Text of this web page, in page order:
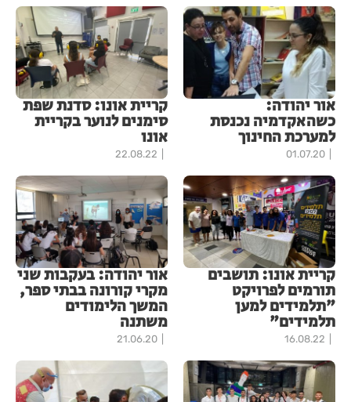
אור יהודה:
כשהאקדמיה נכנסת
למערכת החינוך
01.07.20
קריית אונו: סדנת שפת
סימנים לנוער בקריית
אונו
22.08.22
קריית אונו: תושבים
תורמים לפרויקט
"תלמידים למען
תלמידים"
16.08.22
אור יהודה: בעקבות שני
מקרי קורונה בבתי ספר,
המשך הלימודים
משתנה
21.06.20